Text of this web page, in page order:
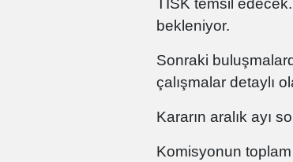
TİSK temsil
bekleniyor.
Sonraki
çalışmalar detaylı
Kararın aralık ayı
Komisyonun